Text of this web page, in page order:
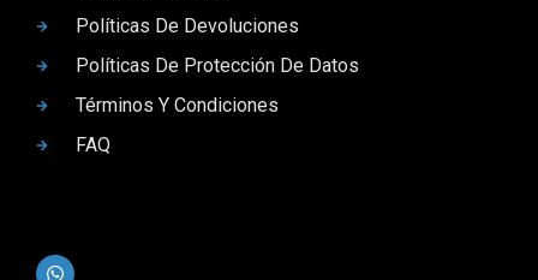
Políticas De Devoluciones
Políticas De Protección De Datos
Términos Y Condiciones
FAQ